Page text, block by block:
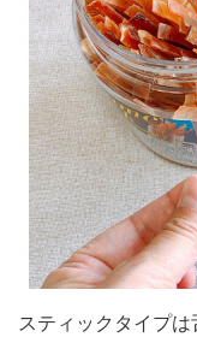
スティックタイプ